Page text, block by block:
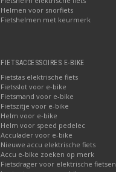
Helmen voor snorfiets
Fietshelmen met keurmerk
FIETSACCESSOIRES E-BIKE
Fietstas elektrische fiets
Fietsslot voor e-bike
Fietsmand voor e-bike
Fietszitje voor e-bike
Helm voor e-bike
Helm voor speed pedelec
Acculader voor e-bike
Nieuwe accu elektrische fiets
Accu e-bike zoeken op merk
Fietsdrager voor elektrische fietsen